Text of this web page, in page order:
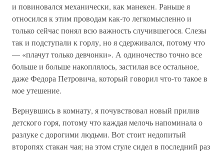
и повиновался механически, как манекен. Раньше я
относился к этим проводам как-то легкомысленно и
только сейчас понял всю важность случившегося. Слезы
так и подступали к горлу, но я сдерживался, потому что
— «плачут только девчонки». А одиночество точно все
больше и больше накоплялось, застилая все остальное,
даже Федора Петровича, который говорил что-то такое в
мое утешение.
Вернувшись в комнату, я почувствовал новый прилив
детского горя, потому что каждая мелочь напоминала о
разлуке с дорогими людьми. Вот стоит недопитый
второпях стакан чая; на этом стуле сидел в последний раз